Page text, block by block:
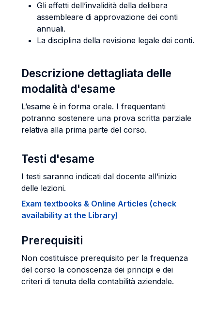
Gli effetti dell’invalidità della delibera
assembleare di approvazione dei conti
annuali.
La disciplina della revisione legale dei conti.
Descrizione dettagliata delle
modalità d'esame
L’esame è in forma orale. I frequentanti
potranno sostenere una prova scritta parziale
relativa alla prima parte del corso.
Testi d'esame
I testi saranno indicati dal docente all’inizio
delle lezioni.
Exam textbooks & Online Articles (check
availability at the Library)
Prerequisiti
Non costituisce prerequisito per la frequenza
del corso la conoscenza dei principi e dei
criteri di tenuta della contabilità aziendale.